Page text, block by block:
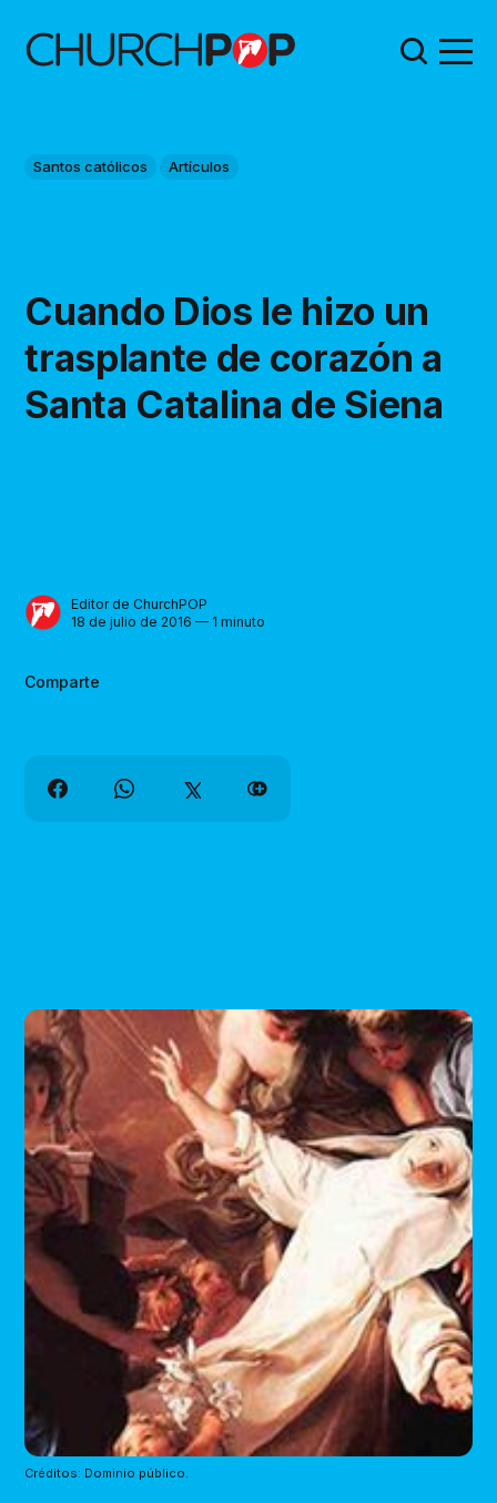
Santos católicos Artículos
Cuando Dios le hizo un
trasplante de corazón a
Santa Catalina de Siena
Editor de ChurchPOP
18 de julio de 2016 — 1 minuto
Comparte
Créditos: Dominio público.